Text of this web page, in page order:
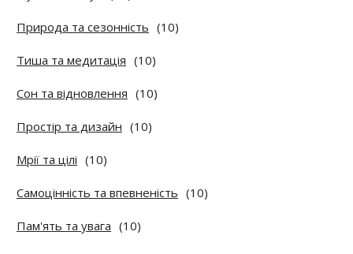
Природа та сезонність (10)
Тиша та медитація (10)
Сон та відновлення (10)
Простір та дизайн (10)
Мрії та цілі (10)
Самоцінність та впевненість (10)
Пам'ять та увага (10)